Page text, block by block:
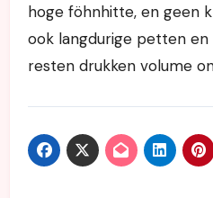
hoge föhnhitte, en geen
ook langdurige petten en
resten drukken volume